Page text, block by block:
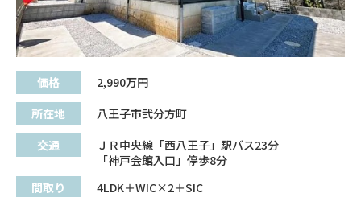
価格 2,990万円
所在地
八王子市弐分方町
交通
ＪＲ中央線「西八王子」駅バス23分
「神戸会館入口」停歩8分
間取り
4LDK＋WIC×2＋SIC